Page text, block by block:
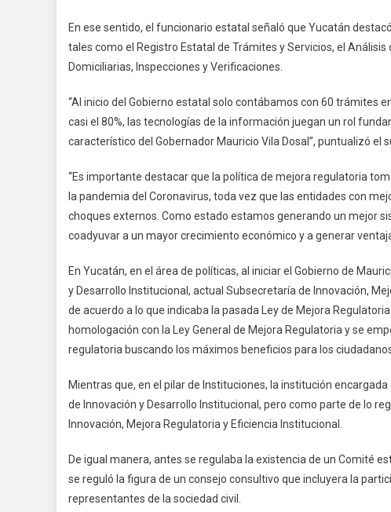
En ese sentido, el funcionario estatal señaló que Yucatán
tales como el Registro Estatal de Trámites y Servicios, el
Domiciliarias, Inspecciones y Verificaciones.
“Al inicio del Gobierno estatal solo contábamos con 60 trámites
casi el 80%, las tecnologías de la información juegan un rol
característico del Gobernador Mauricio Vila Dosal”, puntualizó el
“Es importante destacar que la política de mejora regulatoria
la pandemia del Coronavirus, toda vez que las entidades con
choques externos. Como estado estamos generando un mejor
coadyuvar a un mayor crecimiento económico y a generar
En Yucatán, en el área de políticas, al iniciar el Gobierno de
y Desarrollo Institucional, actual Subsecretaría de Innovación,
de acuerdo a lo que indicaba la pasada Ley de Mejora
homologación con la Ley General de Mejora Regulatoria y se
regulatoria buscando los máximos beneficios para los
Mientras que, en el pilar de Instituciones, la institución
de Innovación y Desarrollo Institucional, pero como parte de lo
Innovación, Mejora Regulatoria y Eficiencia Institucional.
De igual manera, antes se regulaba la existencia de un Comité
se reguló la figura de un consejo consultivo que incluyera la
representantes de la sociedad civil.